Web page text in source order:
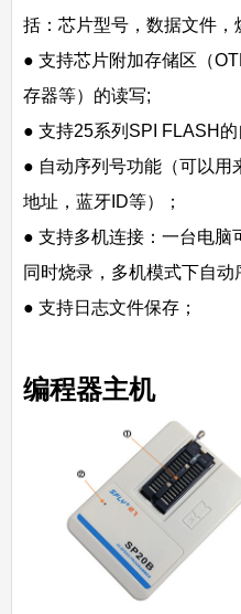
括：芯片型号，数据文件，
● 支持芯片附加存储区（
存器等）的读写;
● 支持25系列SPI FLASH的
● 自动序列号功能（可以用
地址，蓝牙ID等）；
● 支持多机连接：一台电脑
同时烧录，多机模式下自动
● 支持日志文件保存；
编程器主机